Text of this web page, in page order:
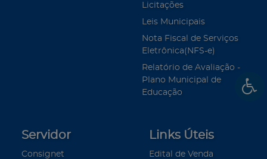
Licitações
Leis Municipais
Nota Fiscal de Serviços
Eletrônica(NFS-e)
Relatório de Avaliação -
Plano Municipal de
Educação
Servidor
Consignet
Links Úteis
Edital de Venda